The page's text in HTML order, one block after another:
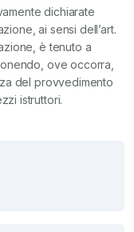
dichiarate
ai sensi dell’art.
è tenuto a
ove occorra,
del provvedimento
istruttori.